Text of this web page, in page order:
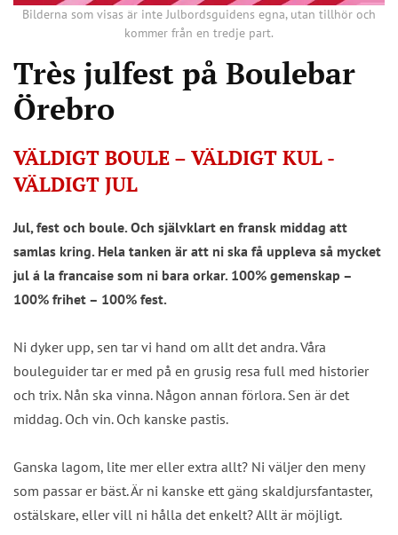
Bilderna som visas är inte Julbordsguidens egna, utan tillhör och
kommer från en tredje part.
Très julfest på Boulebar
Örebro
VÄLDIGT BOULE – VÄLDIGT KUL -
VÄLDIGT JUL
Jul, fest och boule. Och självklart en fransk middag att
samlas kring. Hela tanken är att ni ska få uppleva så mycket
jul á la francaise som ni bara orkar. 100% gemenskap –
100% frihet – 100% fest.
Ni dyker upp, sen tar vi hand om allt det andra. Våra
bouleguider tar er med på en grusig resa full med historier
och trix. Nån ska vinna. Någon annan förlora. Sen är det
middag. Och vin. Och kanske pastis.
Ganska lagom, lite mer eller extra allt? Ni väljer den meny
som passar er bäst. Är ni kanske ett gäng skaldjursfantaster,
ostälskare, eller vill ni hålla det enkelt? Allt är möjligt.